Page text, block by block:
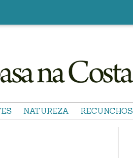
NATUREZA RECUNCHOS